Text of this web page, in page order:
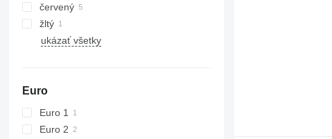
červený
žltý
ukázať všetky
Euro
Euro 1
Euro 2